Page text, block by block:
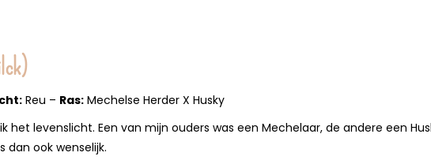
Reu – Ras: Mechelse Herder X Husky
ik het levenslicht. Een van mijn ouders was een Mechelaar, de andere een
dan ook wenselijk.